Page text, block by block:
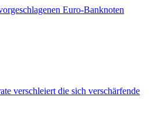
Euro-Banknoten
verschleiert die sich verschärfende